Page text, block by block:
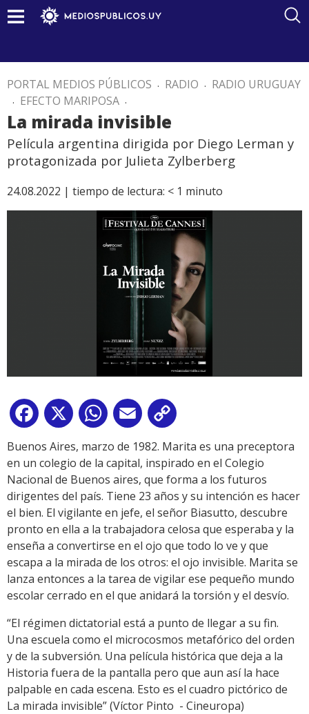
PORTAL MEDIOS PÚBLICOS . RADIO . RADIO URUGUAY
. EFECTO MARIPOSA .
La mirada invisible
Película argentina dirigida por Diego Lerman y
protagonizada por Julieta Zylberberg
24.08.2022 | tiempo de lectura: < 1 minuto
Facebook
X WhatsApp
Email
Link
Buenos Aires, marzo de 1982. Marita es una preceptora
en un colegio de la capital, inspirado en el Colegio
Nacional de Buenos aires, que forma a los futuros
dirigentes del país. Tiene 23 años y su intención es hacer
el bien. El vigilante en jefe, el señor Biasutto, descubre
pronto en ella a la trabajadora celosa que esperaba y la
enseña a convertirse en el ojo que todo lo ve y que
escapa a la mirada de los otros: el ojo invisible. Marita se
lanza entonces a la tarea de vigilar ese pequeño mundo
escolar cerrado en el que anidará la torsión y el desvío.
“El régimen dictatorial está a punto de llegar a su fin.
Una escuela como el microcosmos metafórico del orden
y de la subversión. Una película histórica que deja a la
Historia fuera de la pantalla pero que aun así la hace
palpable en cada escena. Esto es el cuadro pictórico de
La mirada invisible” (Víctor Pinto - Cineuropa)